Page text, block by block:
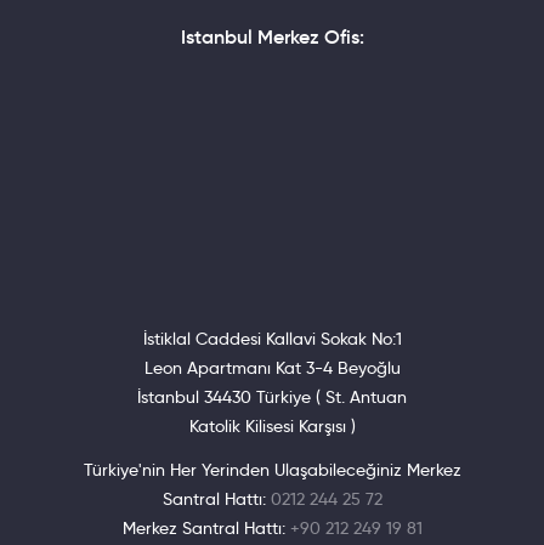
Istanbul Merkez Ofis:
İstiklal Caddesi Kallavi Sokak No:1
Leon Apartmanı Kat 3-4 Beyoğlu
İstanbul 34430 Türkiye ( St. Antuan
Katolik Kilisesi Karşısı )
Türkiye'nin Her Yerinden Ulaşabileceğiniz Merkez
Santral Hattı: 0212 244 25 72
Merkez Santral Hattı: +90 212 249 19 81